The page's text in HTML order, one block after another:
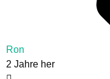
Ron
2 Jahre her